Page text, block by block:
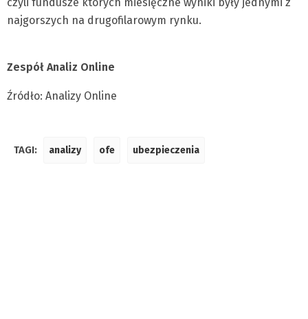
najgorszych na drugofilarowym rynku.
Zespół Analiz Online
Źródło: Analizy Online
TAGI: analizy ofe ubezpieczenia